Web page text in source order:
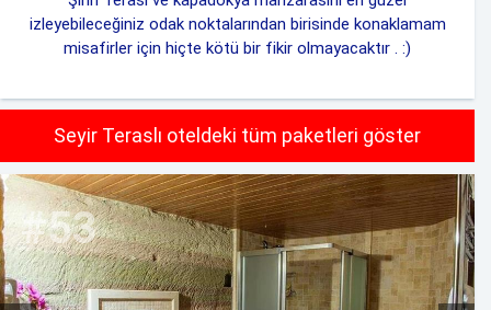
izleyebileceğiniz odak noktalarından birisinde konaklamam
misafirler için hiçte kötü bir fikir olmayacaktır . :)
Seyir Teraslı oteldeki tüm paketleri göster
#53